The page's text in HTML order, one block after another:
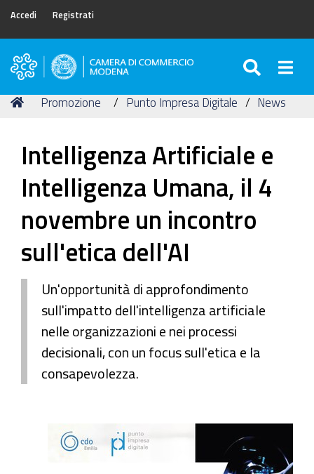
Accedi Registrati
Camera
Commercio
Tu
Home
Promozione Punto Impresa Digitale News
Intelligenza Artificiale e
Intelligenza Umana, il 4
novembre un incontro
sull'etica dell'AI
Un'opportunità di approfondimento
sull'impatto dell'intelligenza artificiale
nelle organizzazioni e nei processi
decisionali, con un focus sull'etica e la
consapevolezza.